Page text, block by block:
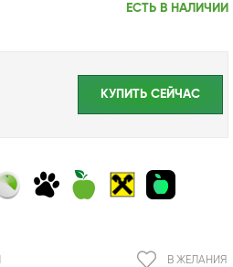
ЕСТЬ В НАЛИЧИИ
КУПИТЬ CЕЙЧАС
В ЖЕЛАНИЯ